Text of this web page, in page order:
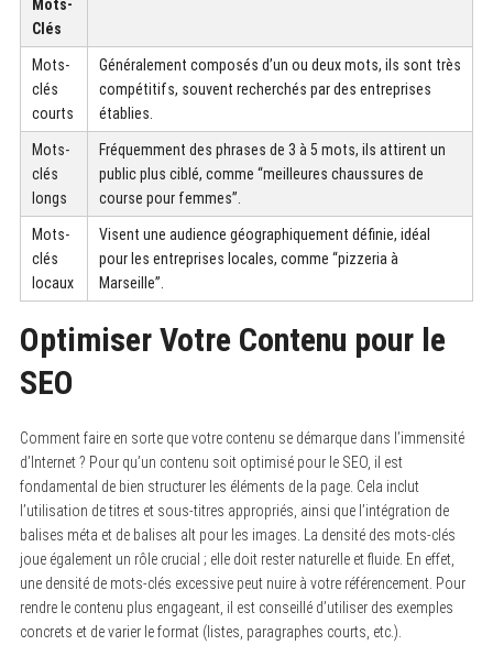
Mots-
Clés
Mots-
clés
courts
Généralement composés d’un ou deux mots, ils sont très
compétitifs, souvent recherchés par des entreprises
établies.
Mots-
clés
longs
Fréquemment des phrases de 3 à 5 mots, ils attirent un
public plus ciblé, comme “meilleures chaussures de
course pour femmes”.
Mots-
clés
locaux
Visent une audience géographiquement définie, idéal
pour les entreprises locales, comme “pizzeria à
Marseille”.
Optimiser Votre Contenu pour le
SEO
Comment faire en sorte que votre contenu se démarque dans l’immensité
d’Internet ? Pour qu’un contenu soit optimisé pour le SEO, il est
fondamental de bien structurer les éléments de la page. Cela inclut
l’utilisation de titres et sous-titres appropriés, ainsi que l’intégration de
balises méta et de balises alt pour les images. La densité des mots-clés
joue également un rôle crucial ; elle doit rester naturelle et fluide. En effet,
une densité de mots-clés excessive peut nuire à votre référencement. Pour
rendre le contenu plus engageant, il est conseillé d’utiliser des exemples
concrets et de varier le format (listes, paragraphes courts, etc.).